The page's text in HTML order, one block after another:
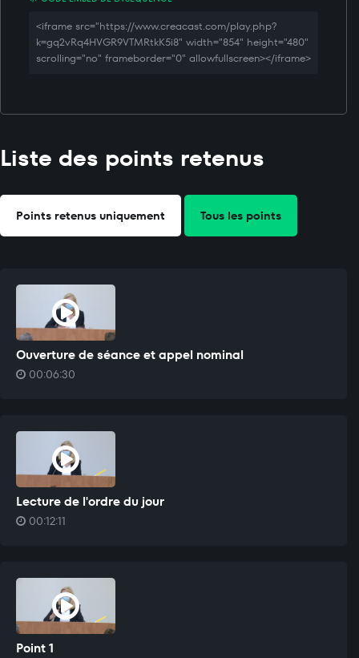
<iframe src="https://www.creacast.com/play.php?
k=gq2vRq4HVGR9VTMRtkK5i8" width="854" height="480"
scrolling="no" frameborder="0" allowfullscreen></iframe>
Liste des points retenus
Points retenus uniquement Tous les points
Ouverture de séance et appel nominal
00:06:30
Lecture de l'ordre du jour
00:12:11
Point 1